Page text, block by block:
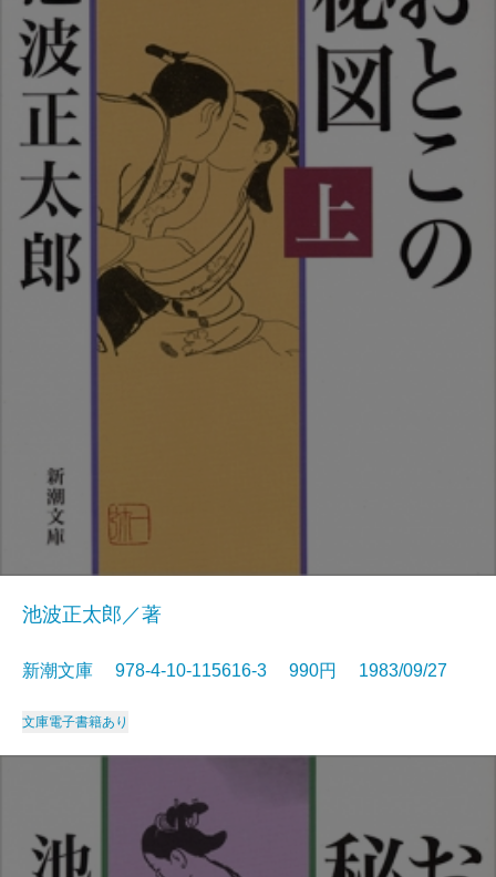
池波正太郎／著
新潮文庫 978-4-10-115616-3 990円 1983/09/27
文庫電子書籍あり